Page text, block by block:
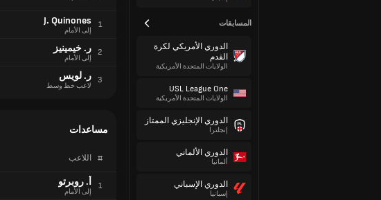
المسابقات
الدوري الأمريكي لكرة
القدم
الولايات المتحدة الأمريكية
USL League One
الولايات المتحدة الأمريكية
الدوري الإنجليزي الممتاز
إنجلترا
الدوري الألماني
ألمانيا
الدوري الإسباني
إسبانيا
1
J. Quinones
إلى الأمام
2 ر. خيمينيز
إلى الأمام
3 ر. لويس
لاعب خط وسط
مساعدات
# اللاعب
1 أ. روبرتو
إلى الأمام